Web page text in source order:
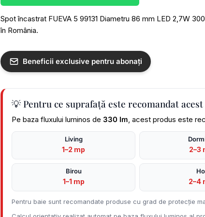
Spot încastrat FUEVA 5 99131 Diametru 86 mm LED 2,7W
în România.
Beneficii exclusive pentru abonați
💡 Pentru ce suprafață este recomandat
Pe baza fluxului luminos de 330 lm , acest produs este
Living
1–2 mp 2–3
Birou
1–1 mp 2–4
Pentru baie sunt recomandate produse cu grad de protecție